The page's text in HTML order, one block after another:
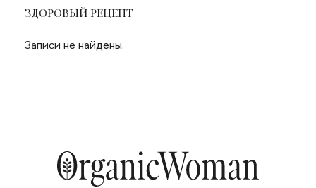
ЗДОРОВЫЙ РЕЦЕПТ
Записи не найдены.